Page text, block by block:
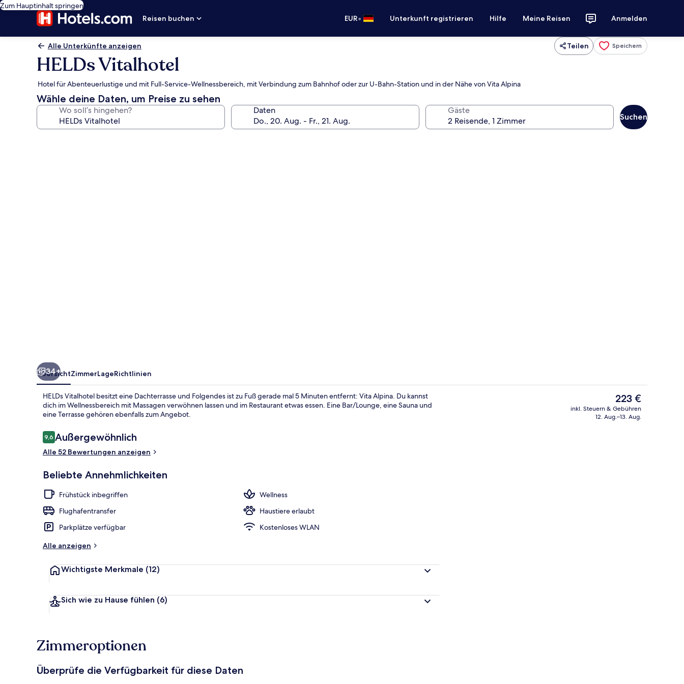
Zum Hauptinhalt springen
Reisen buchen
EUR• Unterkunft registrieren Hilfe Meine Reisen Anmelden
Alle Unterkünfte anzeigen Teilen Speichern
HELDs Vitalhotel
Hotel für Abenteuerlustige und mit Full-Service-Wellnessbereich, mit Verbindung zum Bahnhof oder zur U-Bahn-Station und in der Nähe von Vita Alpina
Wähle deine Daten, um Preise zu sehen
Wo soll’s hingehen? Daten Gäste
Suchen
Junior-Suite | Zimmersafe, Verdunkelungsvorhänge, kostenloses WLAN, Bettwäsche
Außenbereich
34+
ÜbersichtZimmerLageRichtlinien
HELDs Vitalhotel besitzt eine Dachterrasse und Folgendes ist zu Fuß gerade mal 5 Minuten entfernt: Vita Alpina. Du kannst
dich im Wellnessbereich mit Massagen verwöhnen lassen und im Restaurant etwas essen. Eine Bar/Lounge, eine Sauna und
eine Terrasse gehören ebenfalls zum Angebot.
Bewertungen
9,69,6 von 10.
Außergewöhnlich
Alle 52 Bewertungen anzeigen
Beliebte Annehmlichkeiten
Frühstück inbegriffen
Wellness
Flughafentransfer
Haustiere erlaubt
Parkplätze verfügbar
Kostenloses WLAN
Alle anzeigen
Wichtigste Merkmale (12)
Sich wie zu Hause fühlen (6)
Der
aktuelle
Preis
223 €
inkl. Steuern & Gebühren
12. Aug.–13. Aug.
Zimmeroptionen
Überprüfe die Verfügbarkeit für diese Daten